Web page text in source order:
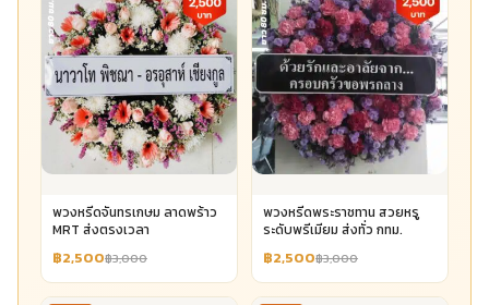
พวงหรีดจันทรเกษม ลาดพร้าว
MRT ส่งตรงเวลา
฿2,500฿3,000
พวงหรีดพระราชทาน สวยหรู
ระดับพรีเมียม ส่งทั่ว กทม.
฿2,500฿3,000